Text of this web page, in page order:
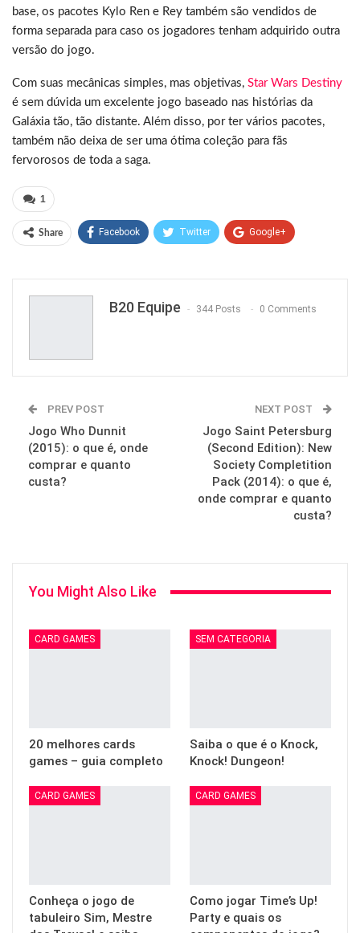
base, os pacotes Kylo Ren e Rey também são vendidos de
forma separada para caso os jogadores tenham adquirido outra
versão do jogo.
Com suas mecânicas simples, mas objetivas, Star Wars Destiny
é sem dúvida um excelente jogo baseado nas histórias da
Galáxia tão, tão distante. Além disso, por ter vários pacotes,
também não deixa de ser uma ótima coleção para fãs
fervorosos de toda a saga.
1
Share Facebook Twitter Google+
Email
B20 Equipe 344 Posts 0 Comments
PREV POST
Jogo Who Dunnit
(2015): o que é, onde
comprar e quanto
custa?
NEXT POST
Jogo Saint Petersburg
(Second Edition): New
Society Completition
Pack (2014): o que é,
onde comprar e quanto
custa?
You Might Also Like
CARD GAMES
20 melhores cards
games – guia completo
SEM CATEGORIA
Saiba o que é o Knock,
Knock! Dungeon!
CARD GAMES
Conheça o jogo de
tabuleiro Sim, Mestre
CARD GAMES
Como jogar Time’s Up!
Party e quais os